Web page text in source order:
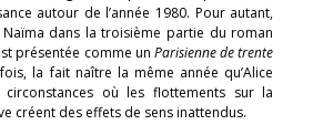
autour de l’année 1980. Pour autant,
dans la troisième partie du roman
présentée comme un Parisienne de trente
la fait naître la même année qu’Alice
où les flottements sur la
créent des effets de sens inattendus.